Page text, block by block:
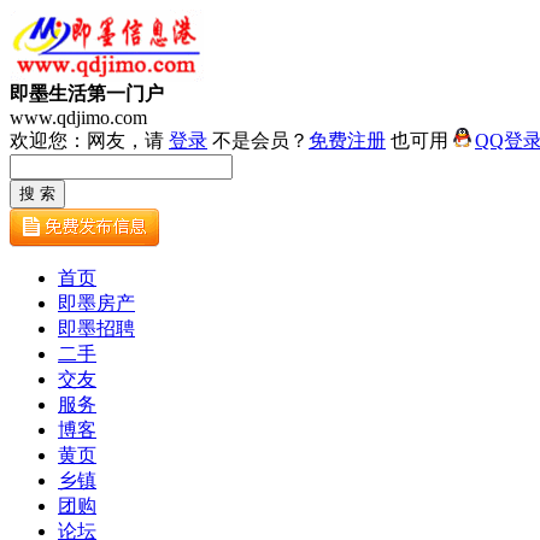
即墨生活第一门户
www.qdjimo.com
欢迎您：网友，请 登录 不是会员？ 免费注册 也可用 QQ登
首页
即墨房产
即墨招聘
二手
交友
服务
博客
黄页
乡镇
团购
论坛